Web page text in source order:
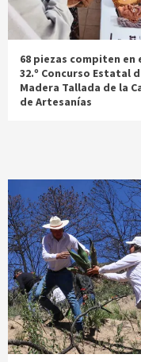
68 piezas compiten en
32.º Concurso Estatal
Madera Tallada de la
de Artesanías